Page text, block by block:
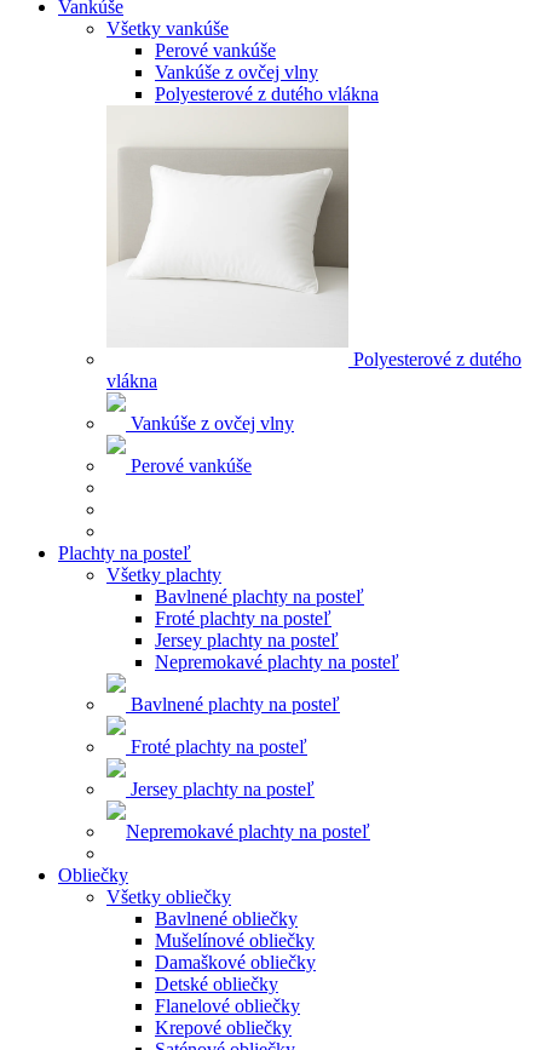
Vankúše
Všetky vankúše
Perové vankúše
Vankúše z ovčej vlny
Polyesterové z dutého vlákna
Polyesterové z dutého
vlákna
Vankúše z ovčej vlny
Perové vankúše
Plachty na posteľ
Všetky plachty
Bavlnené plachty na posteľ
Froté plachty na posteľ
Jersey plachty na posteľ
Nepremokavé plachty na posteľ
Bavlnené plachty na posteľ
Froté plachty na posteľ
Jersey plachty na posteľ
Nepremokavé plachty na posteľ
Obliečky
Všetky obliečky
Bavlnené obliečky
Mušelínové obliečky
Damaškové obliečky
Detské obliečky
Flanelové obliečky
Krepové obliečky